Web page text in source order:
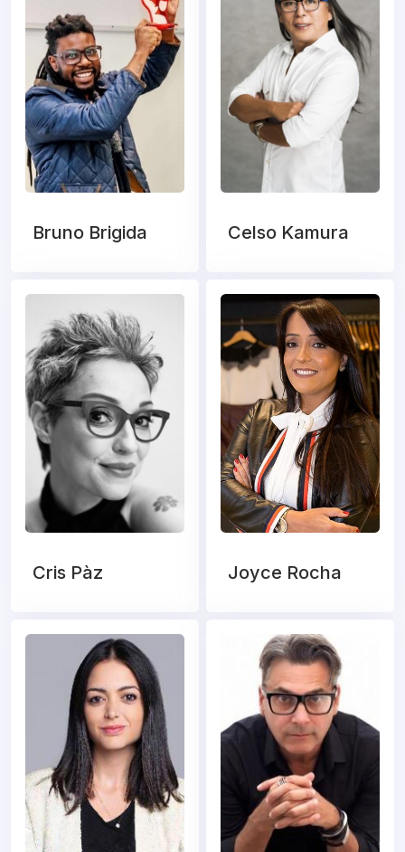
Bruno Brigida Celso Kamura
Cris Pàz Joyce Rocha